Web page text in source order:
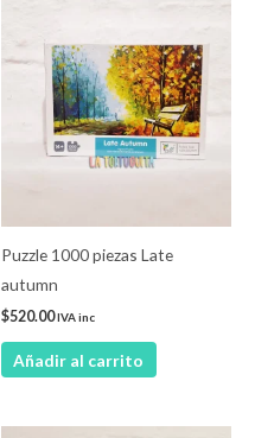
Puzzle 1000 piezas Late
autumn
$520.00IVA inc
Añadir al carrito